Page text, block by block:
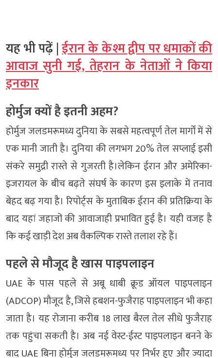
यह भी पढ़ें |ईरान के केश्म द्वीप पर धमाकों की
आवाज सुनी गई, तेहरान के नेताओं ने किया
इनकार
होर्मुज क्यों है इतनी अहम?
होर्मुज जलडमरूमध्य दुनिया के सबसे महत्वपूर्ण तेल मार्गों में से
एक मानी जाती है। दुनिया की लगभग 20% तेल सप्लाई इसी
संकरे समुद्री रास्ते से गुजरती है।लेकिन ईरान और अमेरिका-
इजरायल के बीच बढ़ते संघर्ष के कारण इस इलाके में तनाव
बेहद बढ़ गया है। रिपोर्ट्स के मुताबिक ईरान की प्रतिक्रिया के
बाद यहां जहाजों की आवाजाही प्रभावित हुई है। यही वजह है
कि कई खाड़ी देश अब वैकल्पिक रास्ते तलाश रहे हैं।
पहले से मौजूद है खास पाइपलाइन
UAE के पास पहले से अबू धाबी क्रूड ऑयल पाइपलाइन
(ADCOP) मौजूद है, जिसे हबशन-फुजैराह पाइपलाइन भी कहा
जाता है। यह रोजाना करीब 18 लाख बैरल तेल सीधे फुजैराह
तक पहुंचा सकती है। अब नई वेस्ट-ईस्ट पाइपलाइन बनने के
बाद UAE बिना होर्मुज जलडमरूमध्य पर निर्भर हुए और ज्यादा